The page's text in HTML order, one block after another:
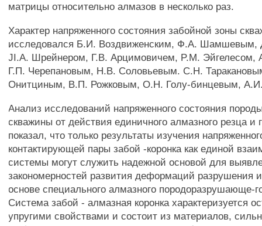
матрицы относительно алмазов в несколько раз.
Характер напряженного состояния забойной зоны
исследовался Б.И. Воздвиженским, Ф.А.
JI.A. Шрейнером, Г.В. Арцимовичем, P.M. Эйгелесом,
Г.П. Черепановым, Н.В. Соловьевым. С.Н.
Онитциным, В.П. Рожковым, О.Н. Голу-бинцевым,
Анализ исследований напряженного состояния
скважины от действия единичного алмазного резца и
показал, что только результаты изучения
контактирующей пары забой -коронка как единой
системы могут служить надежной основой для
закономерностей развития деформаций разрушения
основе специального алмазного породоразрушающе-
Система забой - алмазная коронка характеризуется
упругими свойствами и состоит из материалов,